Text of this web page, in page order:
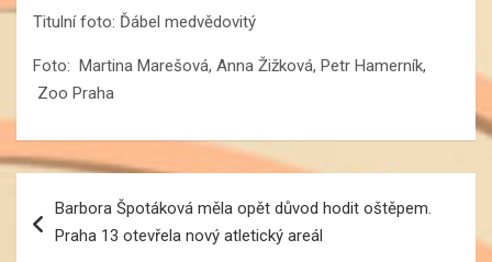
Titulní foto: Ďábel medvědovitý
Foto: Martina Marešová, Anna Žižková, Petr Hamerník,
Zoo Praha
proBarbora Špotáková měla opět důvod hodit oštěpem.
Praha 13 otevřela nový atletický areál